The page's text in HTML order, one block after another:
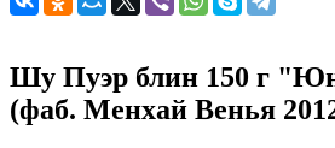
Шу Пуэр блин 150 г
(фаб. Менхай Венья